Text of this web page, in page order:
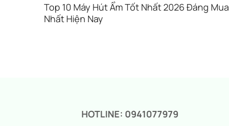
Top 10 Máy Hút Ẩm Tốt Nhất 2026 Đáng Mua
Nhất Hiện Nay
HOTLINE: 0941077979